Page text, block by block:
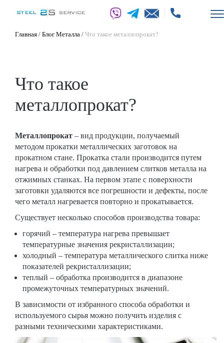
Главная / Блог Металла / Что такое металлопрокат?
Что такое
металлопрокат?
Металлопрокат – вид продукции, получаемый
методом прокатки металлических заготовок на
прокатном стане. Прокатка стали производится путем
нагрева и обработки под давлением слитков металла на
отжимных станках. На первом этапе с поверхности
заготовки удаляются все погрешности и дефекты, после
чего металл нагревается повторно и прокатывается.
Существует несколько способов производства товара:
горячий – температура нагрева превышает
температурные значения рекристаллизации;
холодный – температура металлического слитка ниже
показателей рекристаллизации;
теплый – обработка производится в диапазоне
промежуточных температурных значений.
В зависимости от избранного способа обработки и
используемого сырья можно получить изделия с
разными техническими характеристиками.